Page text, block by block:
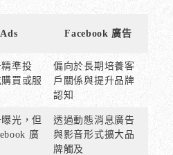
Facebook 廣告
準投
買或服
偏向於長期培養客
戶關係與提升品牌
認知
光，但
廣
透過動態消息廣告
與影音形式擴大品
牌觸及